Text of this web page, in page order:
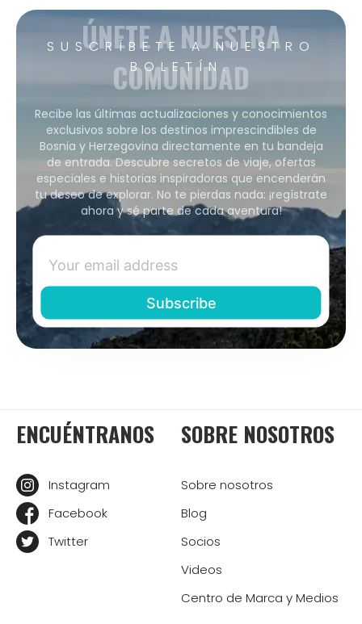
SUSCRÍBETE A NUESTRO
BOLETÍN.
ÚNETE A NUESTRA
COMUNIDAD
Recibe las últimas actualizaciones y conocimientos
exclusivos sobre los destinos imprescindibles de
Bosnia y Herzegovina directamente en tu bandeja
de entrada. Descubre secretos de viaje, ofertas
especiales e historias inspiradoras que encenderán
tu deseo de explorar. No te pierdas nada: ¡regístrate
ahora y sé parte de cada aventura!
ENCUÉNTRANOS
Instagram
Facebook
Twitter
SOBRE NOSOTROS
Sobre nosotros
Blog
Socios
Videos
Centro de Marca y Medios